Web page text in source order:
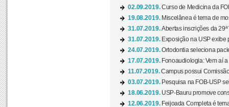
02.09.2019.Curso de Medicina da
19.08.2019. Miscelânea é tema de
31.07.2019.Abertas inscrições da 29ª
31.07.2019. Exposição na USP exibe
24.07.2019.Ortodontia seleciona
17.07.2019. Fonoaudiologia: Vem aí
11.07.2019.Campus possui
03.07.2019. Pesquisa na FOB-USP
18.06.2019. USP-Bauru promove
12.06.2019. Feijoada Completa é